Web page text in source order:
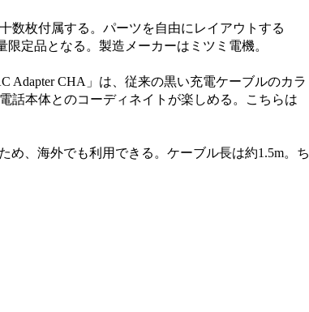
数枚付属する。パーツを自由にレイアウトする
定品となる。製造メーカーはミツミ電機。
Adapter CHA」は、従来の黒い充電ケーブルのカラ
話本体とのコーディネイトが楽しめる。こちらは
、海外でも利用できる。ケーブル長は約1.5m。ち